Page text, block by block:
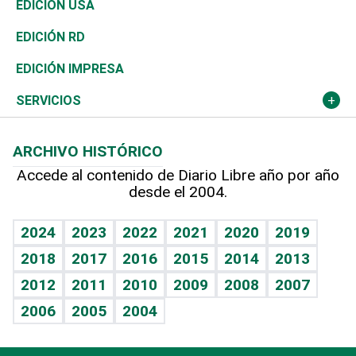
Ocenanía
Caribe
Resto del mundo
Telecom.
Global y variable
Economía personal
Sociales
Novedades
Podcast Arte Libre
Hablando con el pediatra
Vida y familia
Eñe
Celebrando la vida
Sin complejos
En pocas palabras
Tenis
Olimpismo
Más deportes
Línea de hit
TBT Deportivo
En Directo
El Espía
Noticiero Poteleche
Columnistas
Más firmas
Tecnología
Historia
Martes de tecnología
Cambio climático
Economía
Revista
Deportes
Opinión
Hecho en casa
Guía del dinero
EDICIÓN USA
EDICIÓN RD
EDICIÓN IMPRESA
SERVICIOS
Cumpleaños
Horóscopos
Crucigramas
ARCHIVO HISTÓRICO
Accede al contenido de Diario Libre año por año
desde el 2004.
2024 2023 2022 2021 2020
2019
2018
2017 2016 2015 2014
2013
2012
2011 2010 2009 2008
2007
2006
2005 2004